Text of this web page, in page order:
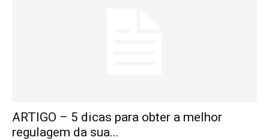
ARTIGO – 5 dicas para obter a melhor
regulagem da sua...